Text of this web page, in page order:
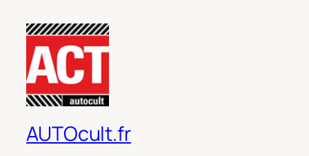
AUTOcult.fr